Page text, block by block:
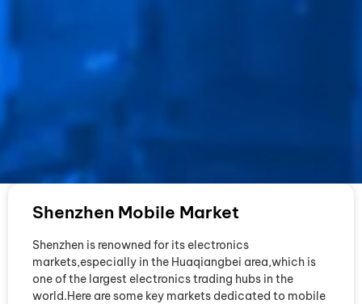
Shenzhen Mobile Market
Shenzhen is renowned for its electronics
markets,especially in the Huaqiangbei area,which is
one of the largest electronics trading hubs in the
world.Here are some key markets dedicated to mobile